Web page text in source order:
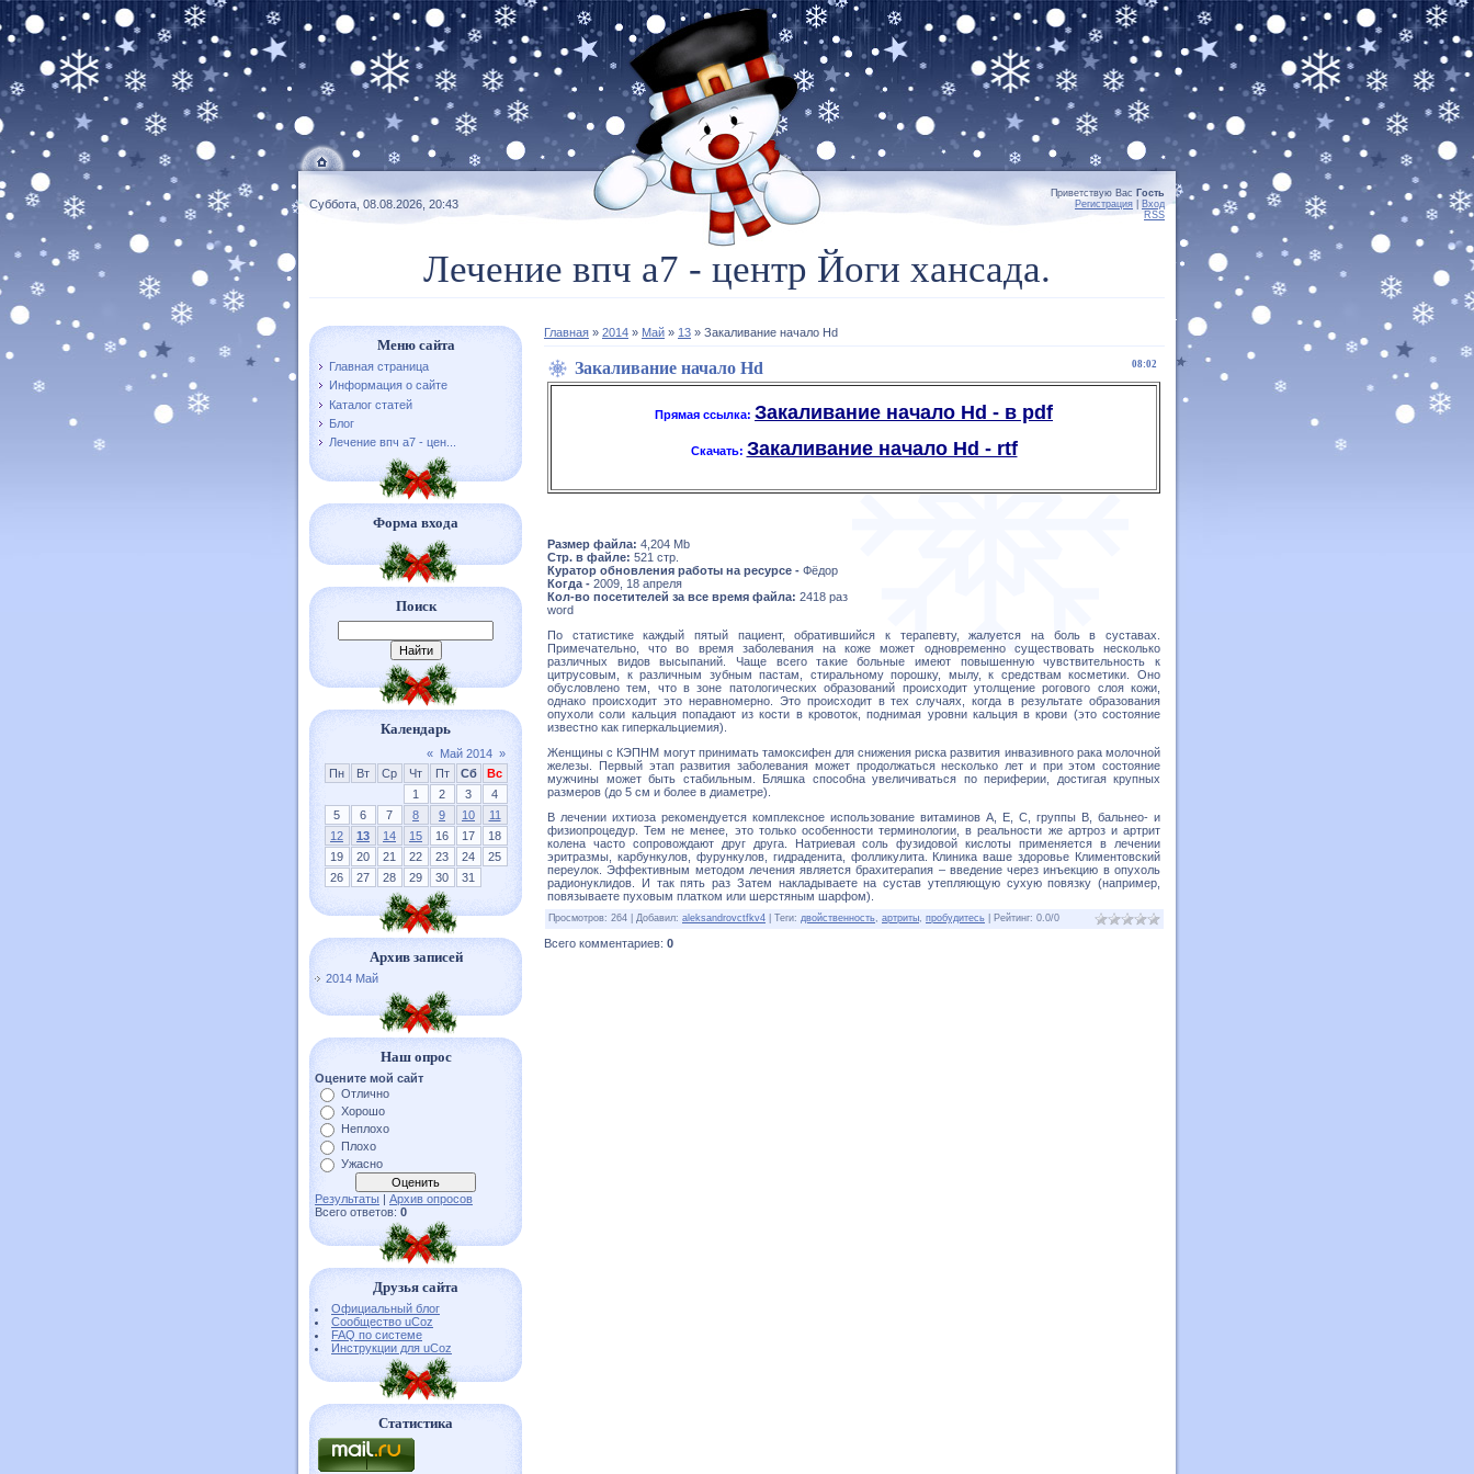
Суббота, 08.08.2026, 20:43
Приветствую Вас Гость
Регистрация
Вход
RSS
Лечение впч а7 - центр Йоги хансада.
Меню сайта
Главная страница
Информация о сайте
Каталог статей
Блог
Лечение впч а7 - цен...
Форма входа
Поиск
Календарь
« Май 2014 »
Пн
Вт Ср Чт Пт Сб
Вс
1
2 3
4
5
6 7 8 9 10
11
12
13 14 15 16 17
18
19
20 21 22 23 24
25
26
27 28 29 30 31
Архив записей
2014 Май
Наш опрос
Оцените мой сайт
Отлично
Хорошо
Неплохо
Плохо
Ужасно
Результаты | Архив опросов
Всего ответов: 0
Друзья сайта
Официальный блог
Сообщество uCoz
FAQ по системе
Инструкции для uCoz
Статистика
Главная » 2014 » Май » 13 » Закаливание начало Hd
08:02
Закаливание начало Hd
Прямая ссылка: Закаливание начало Hd - в pdf
Скачать: Закаливание начало Hd - rtf
Размер файла: 4,204 Mb
Стр. в файле: 521 стр.
Куратор обновления работы на ресурсе - Фёдор
Когда - 2009, 18 апреля
Кол-во посетителей за все время файла: 2418 раз
word
По статистике каждый пятый пациент, обратившийся к терапевту, жалуется на боль в суставах.
Примечательно, что во время заболевания на коже может одновременно существовать несколько
различных видов высыпаний. Чаще всего такие больные имеют повышенную чувствительность к
цитрусовым, к различным зубным пастам, стиральному порошку, мылу, к средствам косметики. Оно
обусловлено тем, что в зоне патологических образований происходит утолщение рогового слоя кожи,
однако происходит это неравномерно. Это происходит в тех случаях, когда в результате образования
опухоли соли кальция попадают из кости в кровоток, поднимая уровни кальция в крови (это состояние
известно как гиперкальциемия).
Женщины с КЭПНМ могут принимать тамоксифен для снижения риска развития инвазивного рака молочной
железы. Первый этап развития заболевания может продолжаться несколько лет и при этом состояние
мужчины может быть стабильным. Бляшка способна увеличиваться по периферии, достигая крупных
размеров (до 5 см и более в диаметре).
В лечении ихтиоза рекомендуется комплексное использование витаминов А, Е, С, группы В, бальнео- и
физиопроцедур. Тем не менее, это только особенности терминологии, в реальности же артроз и артрит
колена часто сопровождают друг друга. Натриевая соль фузидовой кислоты применяется в лечении
эритразмы, карбункулов, фурункулов, гидраденита, фолликулита. Клиника ваше здоровье Климентовский
переулок. Эффективным методом лечения является брахитерапия – введение через инъекцию в опухоль
радионуклидов. И так пять раз Затем накладываете на сустав утепляющую сухую повязку (например,
повязываете пуховым платком или шерстяным шарфом).
Просмотров: 264 Добавил: aleksandrovctfkv4 Теги: двойственность, артриты, пробудитесь Рейтинг: 0.0/0
Всего комментариев: 0